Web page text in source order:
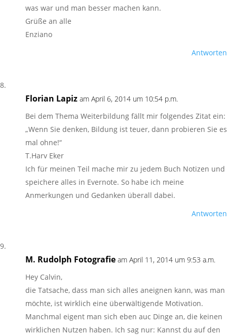
was war und man besser machen kann.
Grüße an alle
Enziano
Antworten
Florian Lapiz am April 6, 2014 um 10:54 p.m.
Bei dem Thema Weiterbildung fällt mir folgendes Zitat ein:
„Wenn Sie denken, Bildung ist teuer, dann probieren Sie es
mal ohne!“
T.Harv Eker
Ich für meinen Teil mache mir zu jedem Buch Notizen und
speichere alles in Evernote. So habe ich meine
Anmerkungen und Gedanken überall dabei.
Antworten
M. Rudolph Fotografie am April 11, 2014 um 9:53 a.m.
Hey Calvin,
die Tatsache, dass man sich alles aneignen kann, was man
möchte, ist wirklich eine überwältigende Motivation.
Manchmal eigent man sich eben auc Dinge an, die keinen
wirklichen Nutzen haben. Ich sag nur: Kannst du auf den